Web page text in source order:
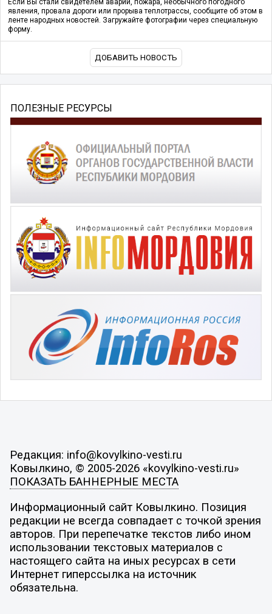
Если Вы стали свидетелем аварии, пожара, необычного погодного
явления, провала дороги или прорыва теплотрассы, сообщите об этом в
ленте народных новостей. Загружайте фотографии через специальную
форму.
ДОБАВИТЬ НОВОСТЬ
ПОЛЕЗНЫЕ РЕСУРСЫ
Редакция: info@kovylkino-vesti.ru
Ковылкино, © 2005-2026 «kovylkino-vesti.ru»
ПОКАЗАТЬ БАННЕРНЫЕ МЕСТА
Информационный сайт Ковылкино. Позиция
редакции не всегда совпадает с точкой зрения
авторов. При перепечатке текстов либо ином
использовании текстовых материалов с
настоящего сайта на иных ресурсах в сети
Интернет гиперссылка на источник
обязательна.